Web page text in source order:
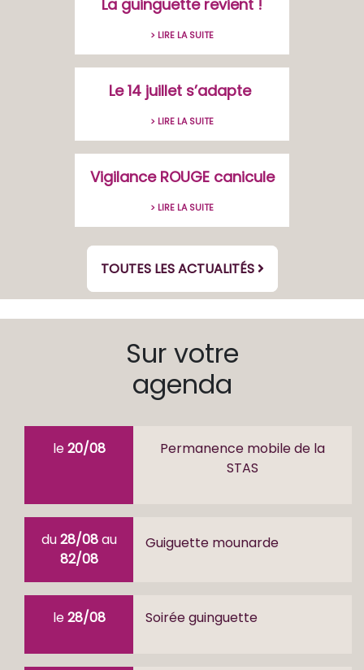
La guinguette revient !
> LIRE LA SUITE
Le 14 juillet s’adapte
> LIRE LA SUITE
Vigilance ROUGE canicule
> LIRE LA SUITE
TOUTES LES ACTUALITÉS
Sur votre
agenda
le20/08
Permanence mobile de la
STAS
du28/08au
82/08
Guiguette mounarde
le28/08 Soirée guinguette